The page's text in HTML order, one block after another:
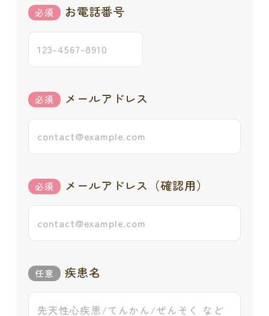
お電話番号
メールアドレス
メールアドレス（確認用）
疾患名